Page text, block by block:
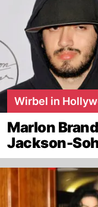
Wirbel in
Marlon
Jackson-